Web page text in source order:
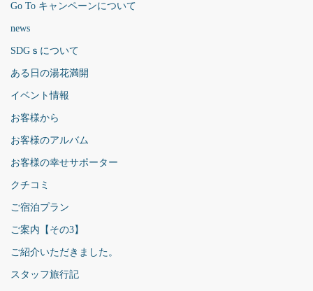
Go To キャンペーンについて
news
SDGｓについて
ある日の湯花満開
イベント情報
お客様から
お客様のアルバム
お客様の幸せサポーター
クチコミ
ご宿泊プラン
ご案内【その3】
ご紹介いただきました。
スタッフ旅行記